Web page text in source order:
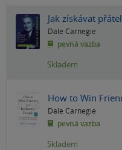
Jak získávat
Dale Carnegie
pevná vazba
Skladem
How to Win
Dale Carnegie
pevná vazba
Skladem